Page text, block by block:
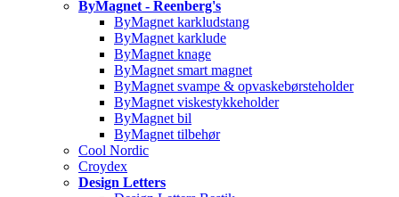
ByMagnet - Reenberg's
ByMagnet karkludstang
ByMagnet karklude
ByMagnet knage
ByMagnet smart magnet
ByMagnet svampe & opvaskebørsteholder
ByMagnet viskestykkeholder
ByMagnet bil
ByMagnet tilbehør
Cool Nordic
Croydex
Design Letters